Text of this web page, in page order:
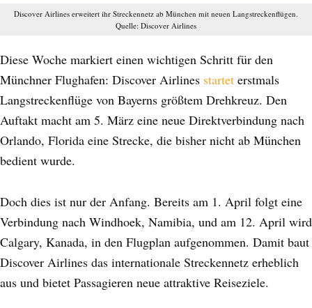
Discover Airlines erweitert ihr Streckennetz ab München mit neuen Langstreckenflügen.
Quelle: Discover Airlines
Diese Woche markiert einen wichtigen Schritt für den
Münchner Flughafen: Discover Airlines startet erstmals
Langstreckenflüge von Bayerns größtem Drehkreuz. Den
Auftakt macht am 5. März eine neue Direktverbindung nach
Orlando, Florida eine Strecke, die bisher nicht ab München
bedient wurde.
Doch dies ist nur der Anfang. Bereits am 1. April folgt eine
Verbindung nach Windhoek, Namibia, und am 12. April wird
Calgary, Kanada, in den Flugplan aufgenommen. Damit baut
Discover Airlines das internationale Streckennetz erheblich
aus und bietet Passagieren neue attraktive Reiseziele.